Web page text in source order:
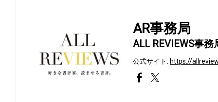
AR事務局
ALL REVIEWS事務
公式サイト: https://